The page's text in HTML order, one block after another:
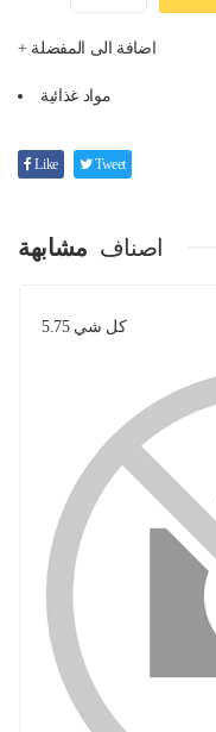
+ اضافة الى المفضلة
مواد غذائية
Like Tweet
اصناف مشابهة
كل شي 5.75